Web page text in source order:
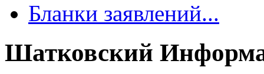
Бланки заявлений...
Шатковский